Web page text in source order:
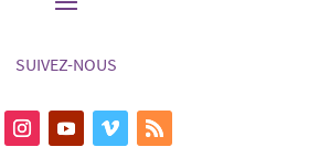
SUIVEZ-NOUS